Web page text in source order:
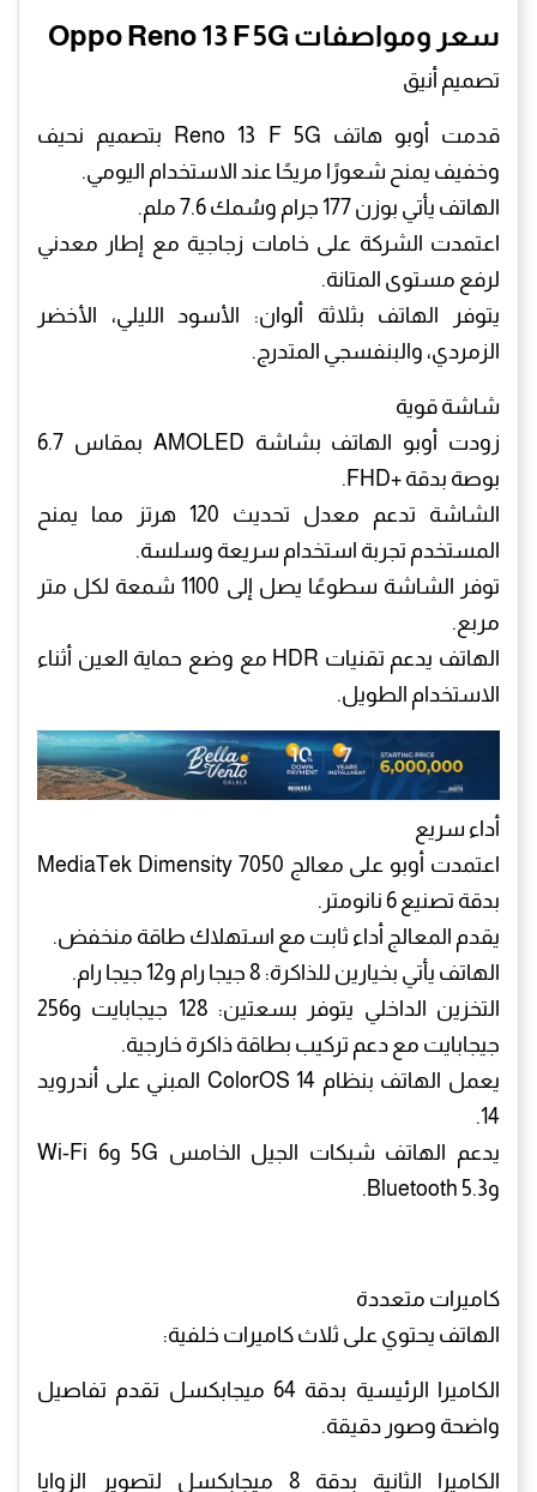
سعر ومواصفات Oppo Reno 13 F 5G
تصميم أنيق
قدمت أوبو هاتف Reno 13 F 5G بتصميم نحيف
وخفيف يمنح شعورًا مريحًا عند الاستخدام اليومي.
الهاتف يأتي بوزن 177 جرام وسُمك 7.6 ملم.
اعتمدت الشركة على خامات زجاجية مع إطار معدني
لرفع مستوى المتانة.
يتوفر الهاتف بثلاثة ألوان: الأسود الليلي، الأخضر
الزمردي، والبنفسجي المتدرج.
شاشة قوية
زودت أوبو الهاتف بشاشة AMOLED بمقاس 6.7
بوصة بدقة +FHD.
الشاشة تدعم معدل تحديث 120 هرتز مما يمنح
المستخدم تجربة استخدام سريعة وسلسة.
توفر الشاشة سطوعًا يصل إلى 1100 شمعة لكل متر
مربع.
الهاتف يدعم تقنيات HDR مع وضع حماية العين أثناء
الاستخدام الطويل.
أداء سريع
اعتمدت أوبو على معالج MediaTek Dimensity 7050
بدقة تصنيع 6 نانومتر.
يقدم المعالج أداء ثابت مع استهلاك طاقة منخفض.
الهاتف يأتي بخيارين للذاكرة: 8 جيجا رام و12 جيجا رام.
التخزين الداخلي يتوفر بسعتين: 128 جيجابايت و256
جيجابايت مع دعم تركيب بطاقة ذاكرة خارجية.
يعمل الهاتف بنظام ColorOS 14 المبني على أندرويد
14.
يدعم الهاتف شبكات الجيل الخامس 5G وWi-Fi 6
وBluetooth 5.3.
كاميرات متعددة
الهاتف يحتوي على ثلاث كاميرات خلفية:
الكاميرا الرئيسية بدقة 64 ميجابكسل تقدم تفاصيل
واضحة وصور دقيقة.
الكاميرا الثانية بدقة 8 ميجابكسل لتصوير الزوايا